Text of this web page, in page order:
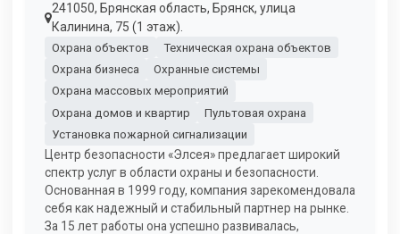
241050, Брянская область, Брянск, улица
Калинина, 75 (1 этаж).
Охрана объектов
Техническая охрана объектов
Охрана бизнеса
Охранные системы
Охрана массовых мероприятий
Охрана домов и квартир
Пультовая охрана
Установка пожарной сигнализации
Центр безопасности «Элсея» предлагает широкий
спектр услуг в области охраны и безопасности.
Основанная в 1999 году, компания зарекомендовала
себя как надежный и стабильный партнер на рынке.
За 15 лет работы она успешно развивалась,